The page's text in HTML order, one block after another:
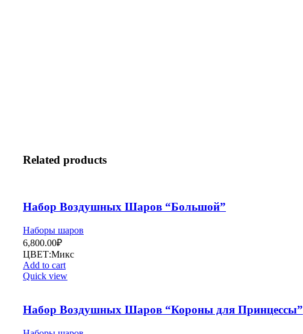
Related products
Набор Воздушных Шаров “Большой”
Наборы шаров
6,800.00₽
ЦВЕТ:Микс
Add to cart
Quick view
Набор Воздушных Шаров “Короны для Принцессы”